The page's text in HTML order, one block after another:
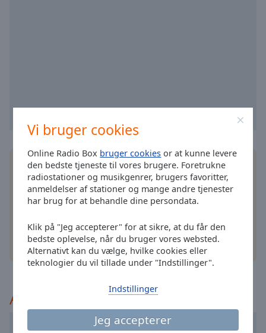
Vi bruger cookies
Online Radio Box bruger cookies or at kunne levere
den bedste tjeneste til vores brugere. Foretrukne
radiostationer og musikgenrer, brugers favoritter,
anmeldelser af stationer og mange andre tjenester
har brug for at behandle dine persondata.
Klik på "Jeg accepterer" for at sikre, at du får den
bedste oplevelse, når du bruger vores websted.
Alternativt kan du vælge, hvilke cookies eller
teknologier du vil tillade under "Indstillinger".
Jeg accepterer
Indstillinger
Track
Picture-
Picture
Fullscreen
window.
Beginning
window.
Escape
Installer den gratis Online Radio Boxapplikation
på din smartphone, og lyt til dine foretrukne
radiostationer online – uanset hvor du er!
andre muligheder
Anbefalet
Sky Radio